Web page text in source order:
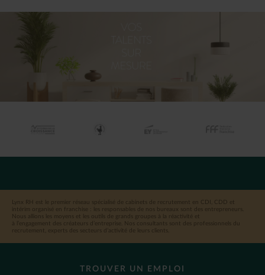
Lynx RH est le premier réseau spécialisé de cabinets de recrutement en CDI, CDD et
intérim organisé en franchise : les responsables de nos bureaux sont des entrepreneurs.
Nous allions les moyens et les outils de grands groupes à la réactivité et
à l’engagement des créateurs d’entreprise. Nos consultants sont des professionnels du
recrutement, experts des secteurs d’activité de leurs clients.
TROUVER UN EMPLOI